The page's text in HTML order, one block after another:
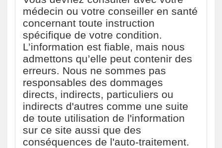
médecin ou votre conseiller en santé
concernant toute instruction
spécifique de votre condition.
L’information est fiable, mais nous
admettons qu’elle peut contenir des
erreurs. Nous ne sommes pas
responsables des dommages
directs, indirects, particuliers ou
indirects d'autres comme une suite
de toute utilisation de l'information
sur ce site aussi que des
conséquences de l'auto-traitement.